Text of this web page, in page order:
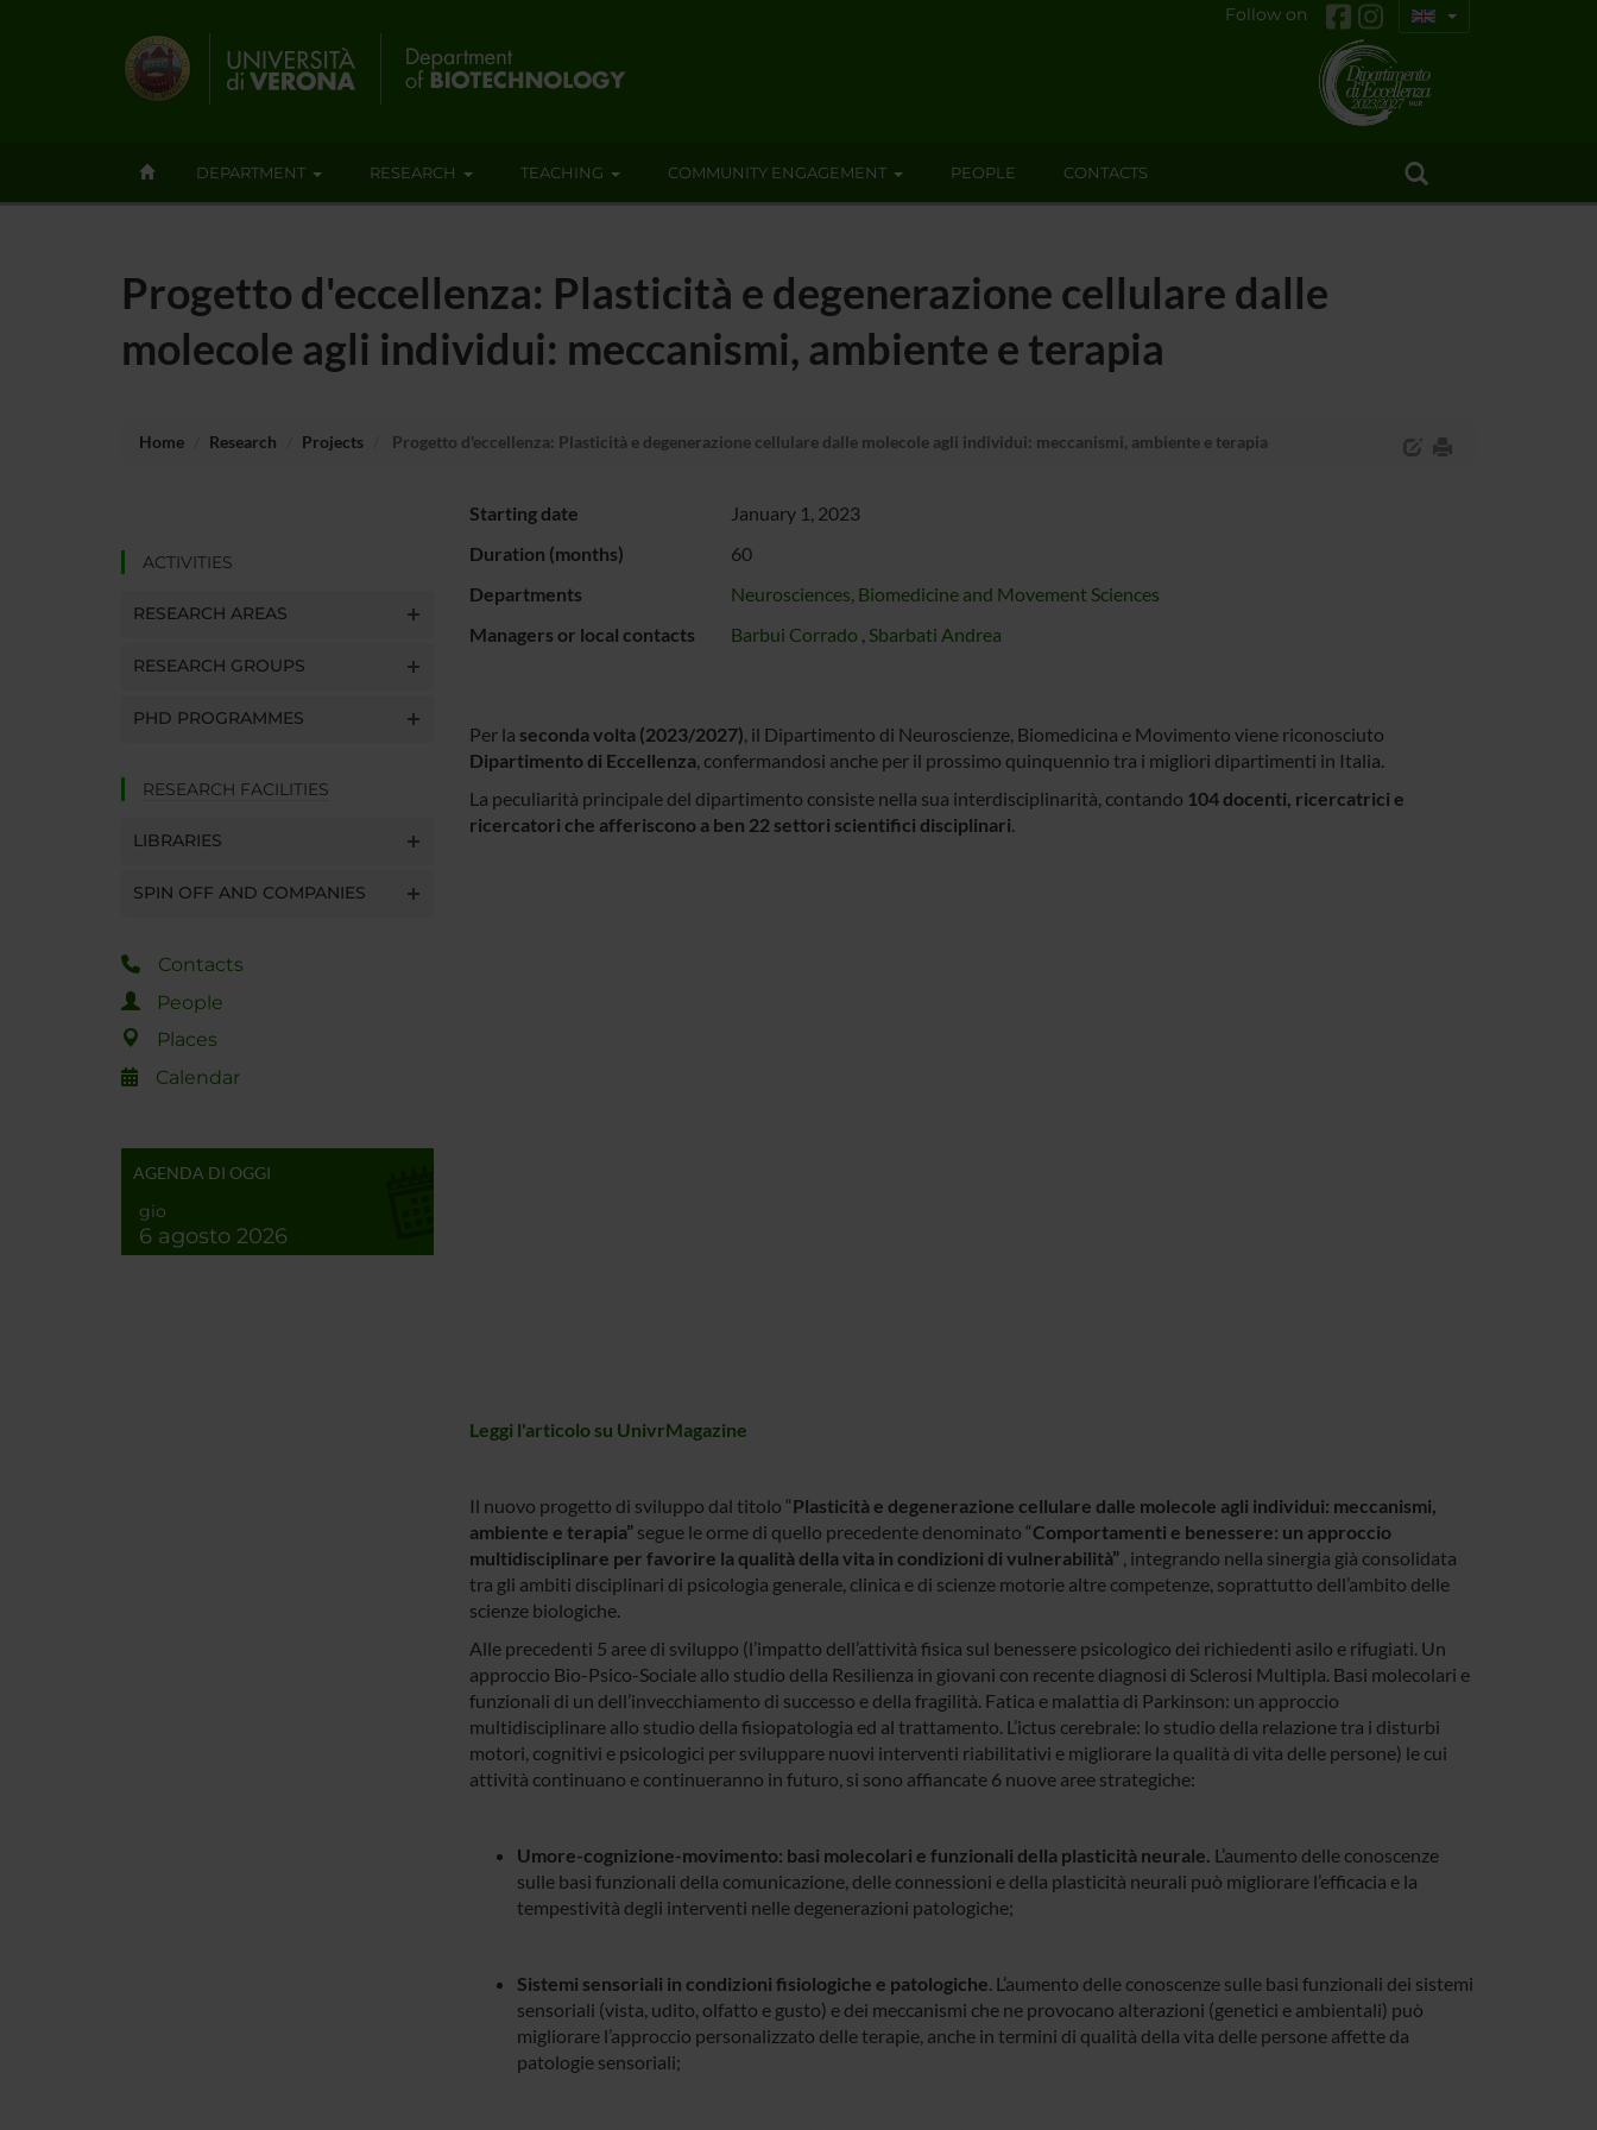
Follow on
DEPARTMENT RESEARCH TEACHING COMMUNITY ENGAGEMENT PEOPLE CONTACTS
Progetto d'eccellenza: Plasticità e degenerazione cellulare dalle
molecole agli individui: meccanismi, ambiente e terapia
Home Research Projects Progetto d'eccellenza: Plasticità e degenerazione cellulare dalle molecole agli individui: meccanismi, ambiente e terapia
ACTIVITIES
RESEARCH AREAS
RESEARCH GROUPS
PHD PROGRAMMES
RESEARCH FACILITIES
LIBRARIES
SPIN OFF AND COMPANIES
Contacts
People
Places
Calendar
AGENDA DI OGGI
gio
6 agosto 2026
Starting date
January 1, 2023
Duration (months)
60
Departments
Neurosciences, Biomedicine and Movement Sciences
Managers or local contacts
Barbui Corrado , Sbarbati Andrea
Per la seconda volta (2023/2027), il Dipartimento di Neuroscienze, Biomedicina e Movimento viene riconosciuto
Dipartimento di Eccellenza, confermandosi anche per il prossimo quinquennio tra i migliori dipartimenti in Italia.
La peculiarità principale del dipartimento consiste nella sua interdisciplinarità, contando 104 docenti, ricercatrici e
ricercatori che afferiscono a ben 22 settori scientifici disciplinari.
Leggi l'articolo su UnivrMagazine
Il nuovo progetto di sviluppo dal titolo “Plasticità e degenerazione cellulare dalle molecole agli individui: meccanismi,
ambiente e terapia” segue le orme di quello precedente denominato “Comportamenti e benessere: un approccio
multidisciplinare per favorire la qualità della vita in condizioni di vulnerabilità” , integrando nella sinergia già consolidata
tra gli ambiti disciplinari di psicologia generale, clinica e di scienze motorie altre competenze, soprattutto dell’ambito delle
scienze biologiche.
Alle precedenti 5 aree di sviluppo (l’impatto dell’attività fisica sul benessere psicologico dei richiedenti asilo e rifugiati. Un
approccio Bio-Psico-Sociale allo studio della Resilienza in giovani con recente diagnosi di Sclerosi Multipla. Basi molecolari e
funzionali di un dell’invecchiamento di successo e della fragilità. Fatica e malattia di Parkinson: un approccio
multidisciplinare allo studio della fisiopatologia ed al trattamento. L’ictus cerebrale: lo studio della relazione tra i disturbi
motori, cognitivi e psicologici per sviluppare nuovi interventi riabilitativi e migliorare la qualità di vita delle persone) le cui
attività continuano e continueranno in futuro, si sono affiancate 6 nuove aree strategiche:
Umore-cognizione-movimento: basi molecolari e funzionali della plasticità neurale. L’aumento delle conoscenze
sulle basi funzionali della comunicazione, delle connessioni e della plasticità neurali può migliorare l’efficacia e la
tempestività degli interventi nelle degenerazioni patologiche;
Sistemi sensoriali in condizioni fisiologiche e patologiche . L’aumento delle conoscenze sulle basi funzionali dei sistemi
sensoriali (vista, udito, olfatto e gusto) e dei meccanismi che ne provocano alterazioni (genetici e ambientali) può
migliorare l’approccio personalizzato delle terapie, anche in termini di qualità della vita delle persone affette da
patologie sensoriali;